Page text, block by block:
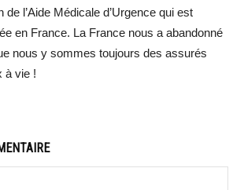
de l’Aide Médicale d’Urgence qui est
en France. La France nous a abandonné
nous y sommes toujours des assurés
à vie !